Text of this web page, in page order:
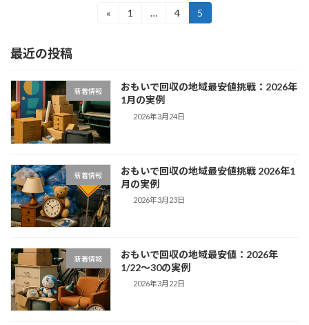
の
ペ
ー
ジ
り
«
固
1 …
固
4
固
定
5
最近の投稿
新着情報
おもいで回収の地域最安値挑戦：2026年
1月の実例
2026年3月24日
新着情報
おもいで回収の地域最安値挑戦 2026年1
月の実例
2026年3月23日
新着情報
おもいで回収の地域最安値：2026年
1/22〜30の実例
2026年3月22日